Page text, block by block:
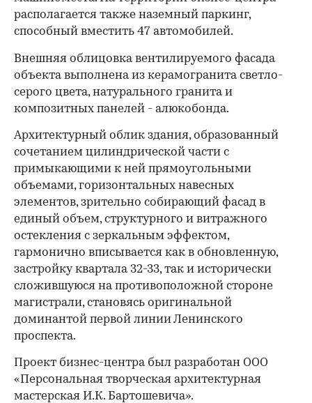
располагается также наземный паркинг,
способный вместить 47 автомобилей.
00:00
Внешняя облицовка вентилируемого фасада
объекта выполнена из керамогранита светло-
серого цвета, натурального гранита и
композитных панелей - алюкобонда.
Архитектурный облик здания, образованный
сочетанием цилиндрической части с
примыкающими к ней прямоугольными
объемами, горизонтальных навесных
элементов, зрительно собирающий фасад в
единый объем, структурного и витражного
остекления с зеркальным эффектом,
гармонично вписывается как в обновленную,
застройку квартала 32-33, так и исторически
сложившуюся на противоположной стороне
магистрали, становясь оригинальной
доминантой первой линии Ленинского
проспекта.
Проект бизнес-центра был разработан ООО
«Персональная творческая архитектурная
мастерская И.К. Бартошевича».